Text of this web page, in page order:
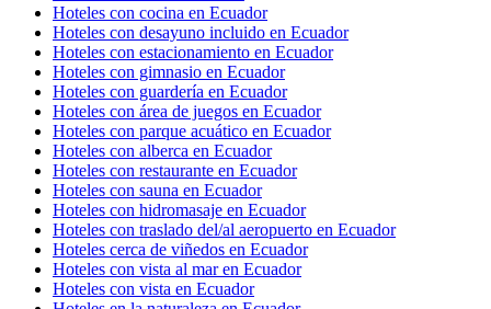
Hoteles con cocina en Ecuador
Hoteles con desayuno incluido en Ecuador
Hoteles con estacionamiento en Ecuador
Hoteles con gimnasio en Ecuador
Hoteles con guardería en Ecuador
Hoteles con área de juegos en Ecuador
Hoteles con parque acuático en Ecuador
Hoteles con alberca en Ecuador
Hoteles con restaurante en Ecuador
Hoteles con sauna en Ecuador
Hoteles con hidromasaje en Ecuador
Hoteles con traslado del/al aeropuerto en Ecuador
Hoteles cerca de viñedos en Ecuador
Hoteles con vista al mar en Ecuador
Hoteles con vista en Ecuador